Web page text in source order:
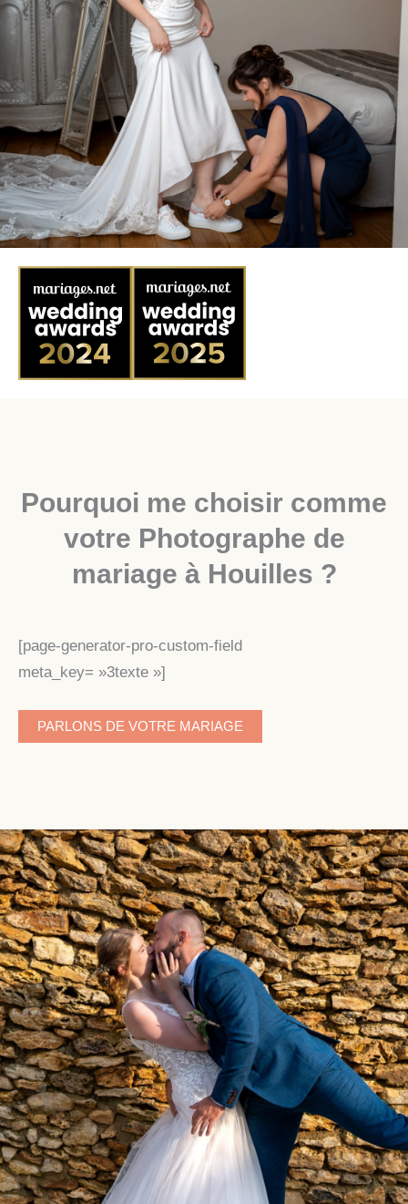
Pourquoi me choisir comme
votre Photographe de
mariage à Houilles ?
[page-generator-pro-custom-field
meta_key= »3texte »]
PARLONS DE VOTRE MARIAGE